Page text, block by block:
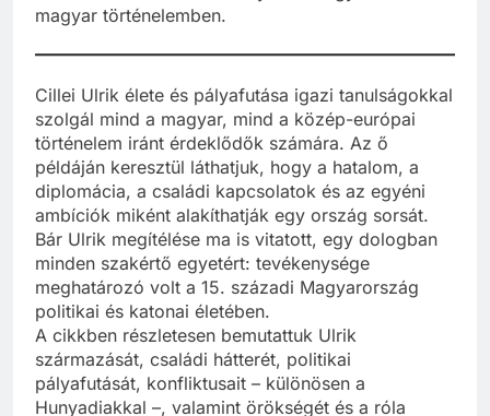
magyar történelemben.
Cillei Ulrik élete és pályafutása igazi tanulságokkal
szolgál mind a magyar, mind a közép-európai
történelem iránt érdeklődők számára. Az ő
példáján keresztül láthatjuk, hogy a hatalom, a
diplomácia, a családi kapcsolatok és az egyéni
ambíciók miként alakíthatják egy ország sorsát.
Bár Ulrik megítélése ma is vitatott, egy dologban
minden szakértő egyetért: tevékenysége
meghatározó volt a 15. századi Magyarország
politikai és katonai életében.
A cikkben részletesen bemutattuk Ulrik
származását, családi hátterét, politikai
pályafutását, konfliktusait – különösen a
Hunyadiakkal –, valamint örökségét és a róla